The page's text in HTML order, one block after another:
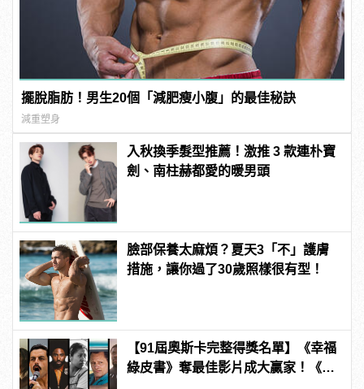
擺脫脂肪！男生20個「減肥瘦小腹」的最佳秘訣
減重塑身
入秋換季髮型推薦！激推 3 款連朴寶
劍、南柱赫都愛的暖男頭
臉部保養太麻煩？夏天3「不」護膚
措施，讓你過了30歲照樣很有型！
【91屆奧斯卡完整得獎名單】《幸福
綠皮書》奪最佳影片成大贏家！《波